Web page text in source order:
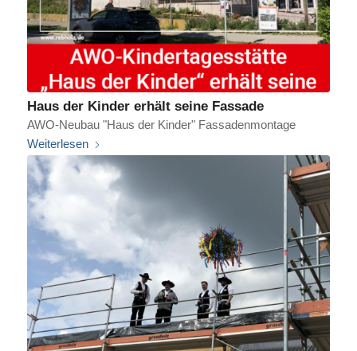
Haus der Kinder erhält seine Fassade
AWO-Neubau "Haus der Kinder" Fassadenmontage
Weiterlesen